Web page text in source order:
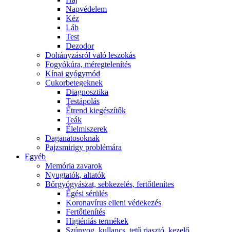
Napvédelem
Kéz
Láb
Test
Dezodor
Dohányzásról való leszokás
Fogyókúra, méregtelenítés
Kínai gyógymód
Cukorbetegeknek
Diagnosztika
Testápolás
É́trend kiegészítők
Teák
É́lelmiszerek
Daganatosoknak
Pajzsmirigy problémára
Egyéb
Memória zavarok
Nyugtatók, altatók
Bőrgyógyászat, sebkezelés, fertőtlenítes
É́gési sérülés
Koronavírus elleni védekezés
Fertőtlenítés
Higiéniás termékek
Szúnyog, kullancs, tetű riasztó, kezelő